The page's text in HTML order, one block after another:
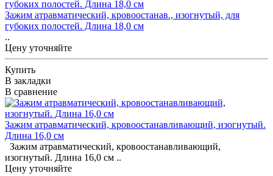
Зажим атравматический, кровоостанав., изогнутый, для
губоких полостей. Длина 18,0 см
..
Цену уточняйте
Купить
В закладки
В сравнение
Зажим атравматический, кровоостанавливающий, изогнутый.
Длина 16,0 см
Зажим атравматический, кровоостанавливающий,
изогнутый. Длина 16,0 см ..
Цену уточняйте